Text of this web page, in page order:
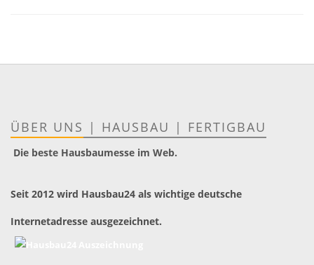
ÜBER UNS | HAUSBAU | FERTIGBAU
Die beste Hausbaumesse im Web.
Seit 2012 wird Hausbau24 als wichtige deutsche
Internetadresse ausgezeichnet.